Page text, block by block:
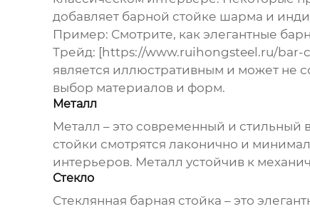
добавляет барной стойке шарма и
Пример: Смотрите, как элегантные
Трейд: [https://www.ruihongsteel.ru/bar-
является иллюстративным и может не
выбор материалов и форм.
Металл
Металл – это современный и стильный
стойки смотрятся лаконично и
интерьеров. Металл устойчив к
Стекло
Стеклянная барная стойка – это